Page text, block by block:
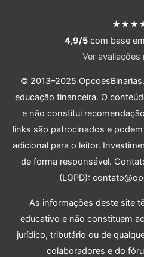
4,9/5 com base
Ver avaliações
© 2013–2025
educação financeira. O
e não constitui
links são patrocinados e
adicional para o leitor.
de forma responsável.
(LGPD):
As informações deste site
educativo e não constituem
jurídico, tributário ou de
colaboradores e do